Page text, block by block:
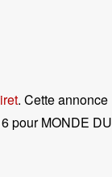
. Cette annonce
pour MONDE DU